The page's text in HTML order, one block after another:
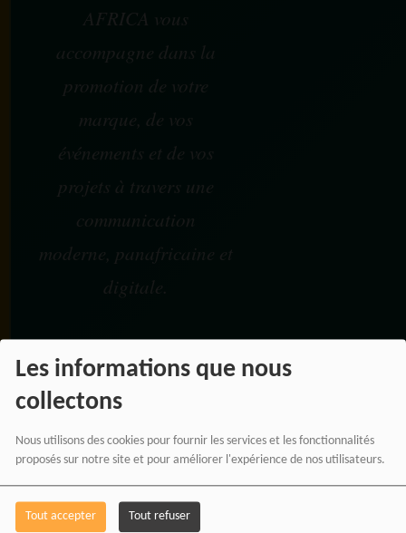
Les informations que nous
collectons
Nous utilisons des cookies pour fournir les services et les fonctionnalités
proposés sur notre site et pour améliorer l'expérience de nos utilisateurs.
Tout accepter Tout refuser
AFRICA vous
accompagne dans la
promotion de votre
marque, de vos
événements et de vos
projets à travers une
communication
moderne, panafricaine et
digitale.
NOS OFFRES
pour une information libre,
innovante et tournée vers
l’Afrique et sa diaspora.